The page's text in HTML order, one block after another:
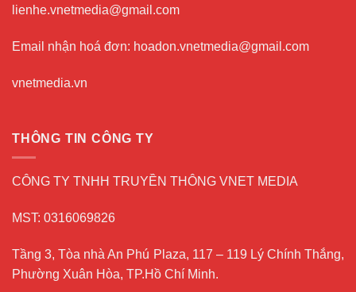
lienhe.vnetmedia@gmail.com
Email nhận hoá đơn: hoadon.vnetmedia@gmail.com
vnetmedia.vn
THÔNG TIN CÔNG TY
CÔNG TY TNHH TRUYỀN THÔNG VNET MEDIA
MST: 0316069826
Tầng 3, Tòa nhà An Phú Plaza, 117 – 119 Lý Chính Thắng,
Phường Xuân Hòa, TP.Hồ Chí Minh.